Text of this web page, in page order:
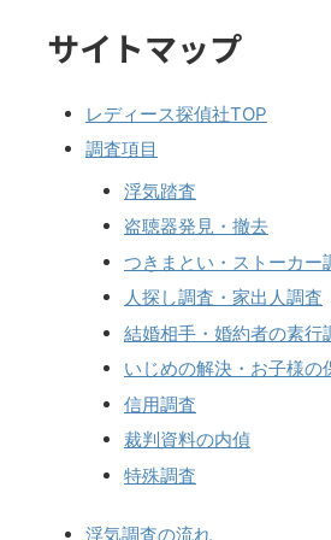
サイトマップ
レディース探偵社TOP
調査項目
浮気踏査
盗聴器発見・撤去
つきまとい・ストーカー
人探し調査・家出人調査
結婚相手・婚約者の素行
いじめの解決・お子様の
信用調査
裁判資料の内偵
特殊調査
浮気調査の流れ